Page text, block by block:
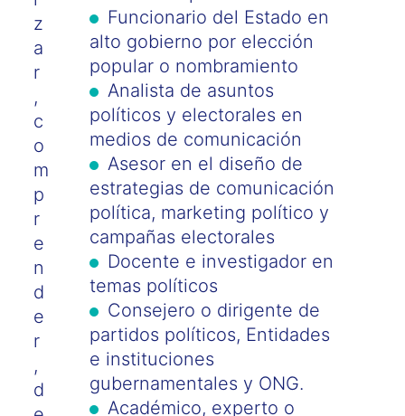
Funcionario del Estado en
alto gobierno por elección
popular o nombramiento
Analista de asuntos
políticos y electorales en
medios de comunicación
Asesor en el diseño de
estrategias de comunicación
política, marketing político y
campañas electorales
Docente e investigador en
temas políticos
Consejero o dirigente de
partidos políticos, Entidades
e instituciones
gubernamentales y ONG.
Académico, experto o
z
a
r
,
c
o
m
p
r
e
n
d
e
r
,
d